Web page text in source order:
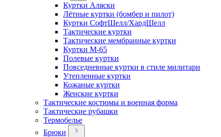
Куртки Аляски
Лётные куртки (бомбер и пилот)
Куртки СофтШелл/ХардШелл
Тактические куртки
Тактические мембранные куртки
Куртки М-65
Полевые куртки
Повседневные куртки в стиле милитари
Утепленные куртки
Кожаные куртки
Женские куртки
Тактические костюмы и военная форма
Тактические рубашки
Термобелье
Брюки